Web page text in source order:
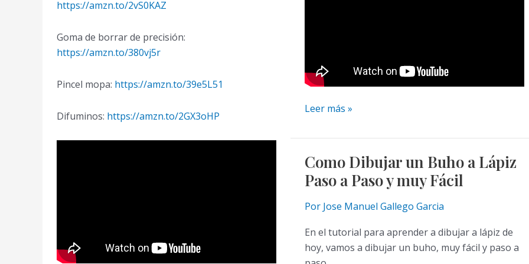
https://amzn.to/2vS0KAZ
Goma de borrar de precisión:
https://amzn.to/380vj5r
Pincel mopa: https://amzn.to/39e5L51
Difuminos: https://amzn.to/2GX3oHP
Cómo
un
Conejo
a
lápiz
para
principiantes
Leer más »
Como Dibujar un Buho a Lápiz
Paso a Paso y muy Fácil
Por Jose Manuel Gallego Garcia
En el tutorial para aprender a dibujar a lápiz de
hoy, vamos a dibujar un buho, muy fácil y paso a